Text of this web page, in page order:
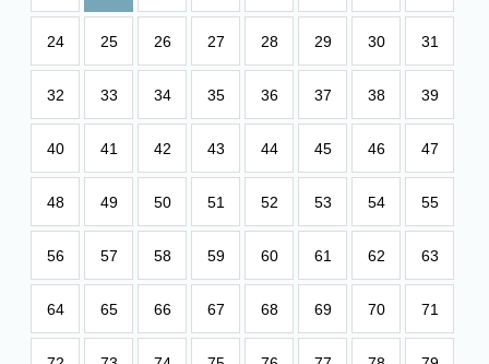
24 25 26 27 28 29 30 31
32 33 34 35 36 37 38 39
40 41 42 43 44 45 46 47
48 49 50 51 52 53 54 55
56 57 58 59 60 61 62 63
64 65 66 67 68 69 70 71